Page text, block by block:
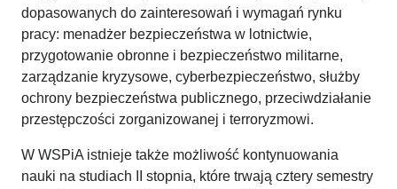
dopasowanych do zainteresowań i wymagań rynku
pracy: menadżer bezpieczeństwa w lotnictwie,
przygotowanie obronne i bezpieczeństwo militarne,
zarządzanie kryzysowe, cyberbezpieczeństwo, służby
ochrony bezpieczeństwa publicznego, przeciwdziałanie
przestępczości zorganizowanej i terroryzmowi.
W WSPiA istnieje także możliwość kontynuowania
nauki na studiach II stopnia, które trwają cztery semestry